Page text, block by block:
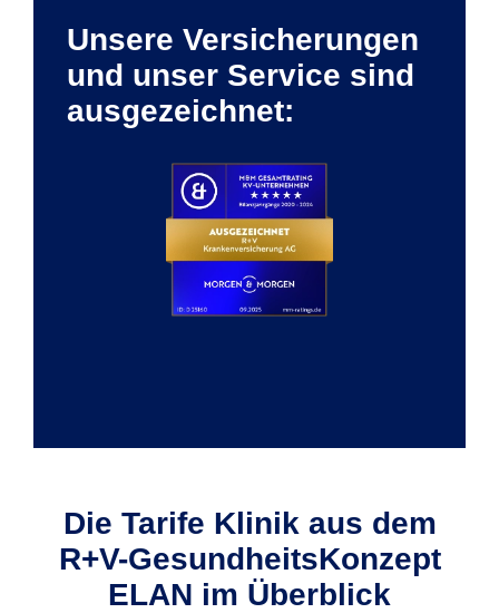
Unsere Versicherungen
und unser Service sind
ausgezeichnet:
Die Tarife Klinik aus dem
R+V-GesundheitsKonzept
ELAN im Überblick